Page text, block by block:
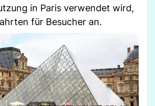
in Paris verwendet wird,
für Besucher an.